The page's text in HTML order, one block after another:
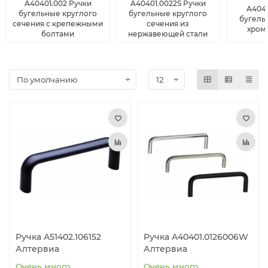
Роликовые подшипники
Профильные направляющие THK
Цилиндрические направляющие
Шарнирные (карданные) соединения
Фиксирующие элементы
Шарниры и муфты, Редукторы
Выравнивающие опоры
Промышленные петли
Замки
Шарнирные, механические фиксаторы и натяжные
A40401.002 Ручки
бугельные круглого
сечения с крепежными
болтами
A40401.0022S Ручки
бугельные круглого
сечения из
нержавеющей стали
Ручка A51402.106152
Алтервиа
Ручка A40401.0126006W
Алтервиа